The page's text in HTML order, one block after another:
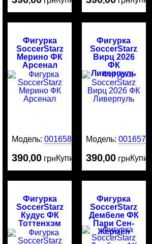
Фигурка
SoccerStarz
Мерино ФК
Арсенал
Модель:0016581
390,00 грнКупить
Фигурка
SoccerStarz
Вирц 2026
ФК
Ливерпуль
Модель:0016578
390,00 грнКупить
Фигурка
SoccerStarz
Кудус ФК
Тоттенхэм
Фигурка
SoccerStarz
Дембеле ФК
Пари Сен-
Жермен